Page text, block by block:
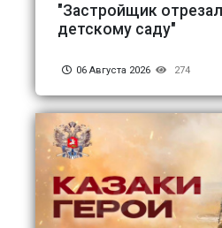
"Застройщик
детскому саду"
06 Августа 2026 274